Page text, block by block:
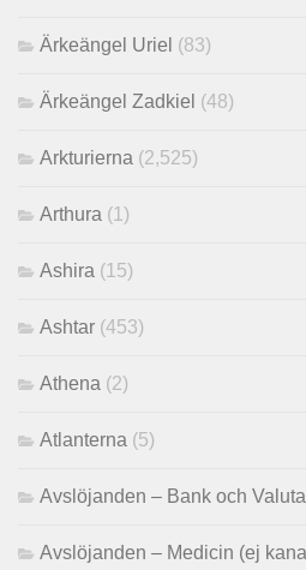
Ärkeängel Uriel (83)
Ärkeängel Zadkiel (48)
Arkturierna (2,525)
Arthura (1)
Ashira (15)
Ashtar (453)
Athena (2)
Atlanterna (5)
Avslöjanden – Bank och
Avslöjanden – Medicin (ej